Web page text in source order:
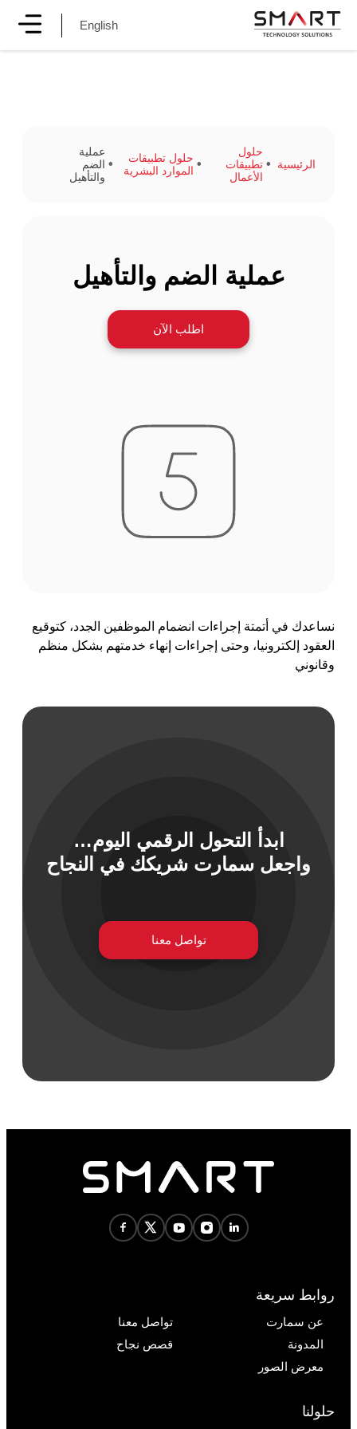
المعلومات
English
الرئيسية
حلول
تطبيقات
الأعمال
حلول تطبيقات
الموارد البشرية
عملية
الضم
والتأهيل
عملية الضم والتأهيل
اطلب الآن
نساعدك في أتمتة إجراءات انضمام الموظفين الجدد، كتوقيع
العقود إلكترونيا، وحتى إجراءات إنهاء خدمتهم بشكل منظم
وقانوني
ابدأ التحول الرقمي اليوم…
واجعل سمارت شريكك في النجاح
تواصل معنا
روابط سريعة
عن سمارت
تواصل معنا
المدونة
قصص نجاح
معرض الصور
حلولنا